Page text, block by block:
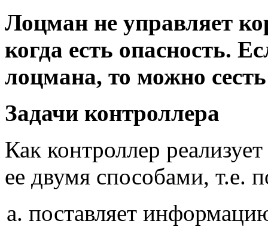
Лоцман не управляет
когда есть опасность.
лоцмана, то можно
Задачи контроллера
Как контроллер
ее двумя способами, т.е.
поставляет